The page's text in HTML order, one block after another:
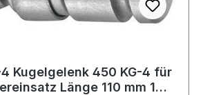
4 Kugelgelenk 450 KG-4 für
Länge 110 mm 1